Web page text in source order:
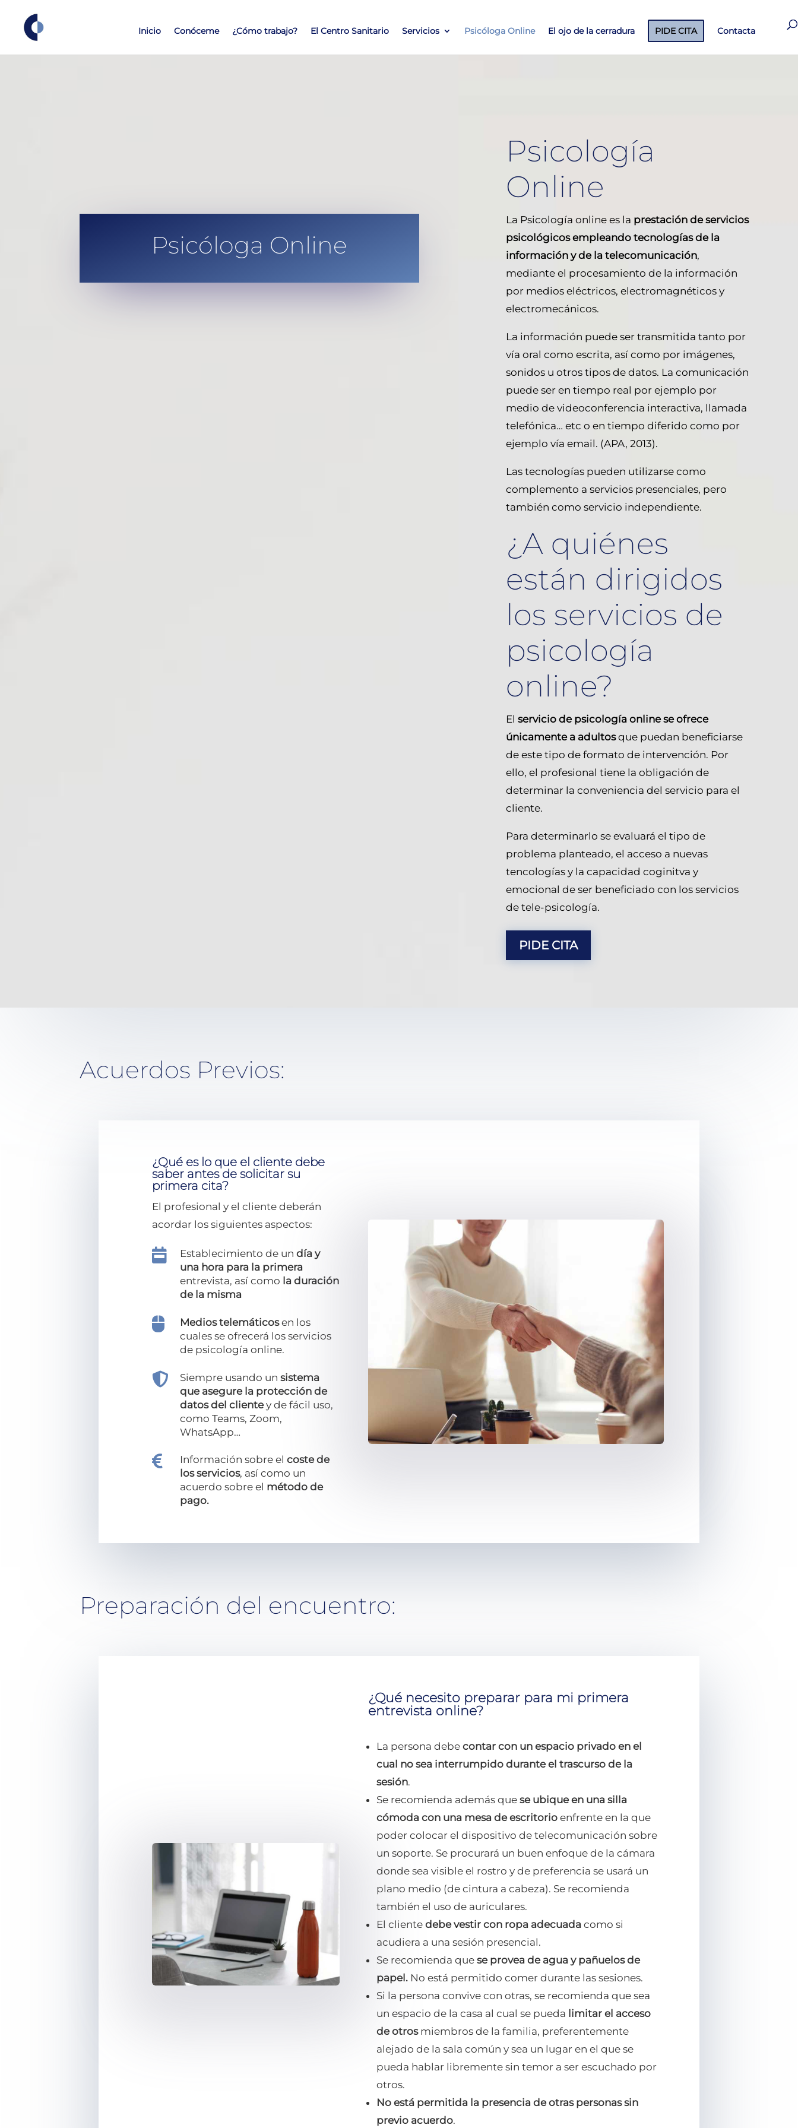
Inicio Conóceme ¿Cómo trabajo? El Centro Sanitario Servicios Psicóloga Online El ojo de la cerradura PIDE CITA Contacta
Psicóloga Online
Psicología
Online
La Psicología online es la prestación de servicios
psicológicos empleando tecnologías de la
información y de la telecomunicación,
mediante el procesamiento de la información
por medios eléctricos, electromagnéticos y
electromecánicos.
La información puede ser transmitida tanto por
vía oral como escrita, así como por imágenes,
sonidos u otros tipos de datos. La comunicación
puede ser en tiempo real por ejemplo por
medio de videoconferencia interactiva, llamada
telefónica… etc o en tiempo diferido como por
ejemplo vía email. (APA, 2013).
Las tecnologías pueden utilizarse como
complemento a servicios presenciales, pero
también como servicio independiente.
¿A quiénes
están dirigidos
los servicios de
psicología
online?
El servicio de psicología online se ofrece
únicamente a adultos que puedan beneficiarse
de este tipo de formato de intervención. Por
ello, el profesional tiene la obligación de
determinar la conveniencia del servicio para el
cliente.
Para determinarlo se evaluará el tipo de
problema planteado, el acceso a nuevas
tencologías y la capacidad coginitva y
emocional de ser beneficiado con los servicios
de tele-psicología.
PIDE CITA
Acuerdos Previos:
¿Qué es lo que el cliente debe
saber antes de solicitar su
primera cita?
El profesional y el cliente deberán
acordar los siguientes aspectos:
 Establecimiento de undía y
una hora para la primera
entrevista, así como la duración
de la misma
 Medios telemáticosen los
cuales se ofrecerá los servicios
de psicología online.
 Siempre usando un sistema
que asegure la protección de
datos del clientey de fácil uso,
como Teams, Zoom,
WhatsApp…
 Información sobre elcoste de
los servicios, así como un
acuerdo sobre el método de
pago.
Preparación del encuentro:
¿Qué necesito preparar para mi primera
entrevista online?
La persona debe contar con un espacio privado en el
cual no sea interrumpido durante el trascurso de la
sesión.
Se recomienda además que se ubique en una silla
cómoda con una mesa de escritorioenfrente en la que
poder colocar el dispositivo de telecomunicación sobre
un soporte. Se procurará un buen enfoque de la cámara
donde sea visible el rostro y de preferencia se usará un
plano medio (de cintura a cabeza). Se recomienda
también el uso de auriculares.
El cliente debe vestir con ropa adecuadacomo si
acudiera a una sesión presencial.
Se recomienda que se provea de agua y pañuelos de
papel.No está permitido comer durante las sesiones.
Si la persona convive con otras, se recomienda que sea
un espacio de la casa al cual se pueda limitar el acceso
de otros miembros de la familia, preferentemente
alejado de la sala común y sea un lugar en el que se
pueda hablar libremente sin temor a ser escuchado por
otros.
No está permitida la presencia de otras personas sin
previo acuerdo.